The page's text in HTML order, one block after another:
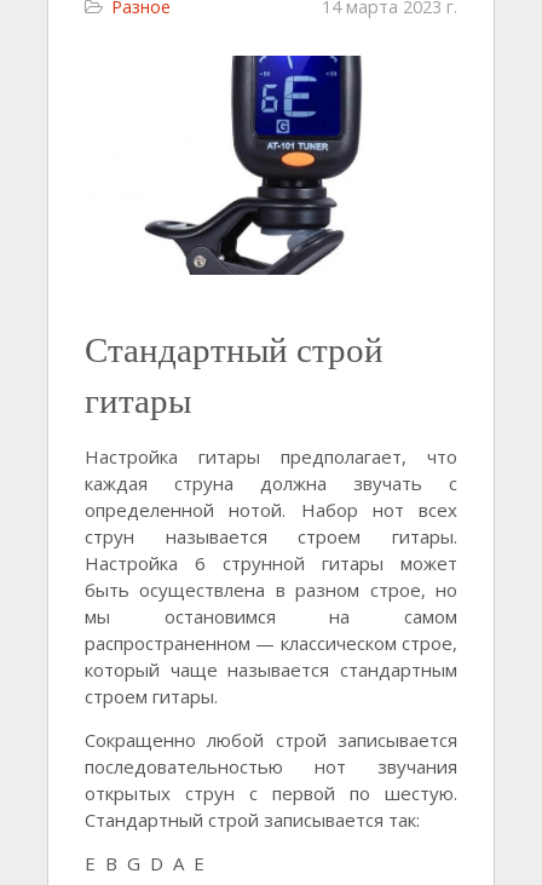
Разное 14 марта 2023 г.
Стандартный строй
гитары
Настройка гитары предполагает, что
каждая струна должна звучать с
определенной нотой. Набор нот всех
струн называется строем гитары.
Настройка 6 струнной гитары может
быть осуществлена в разном строе, но
мы остановимся на самом
распространенном — классическом строе,
который чаще называется стандартным
строем гитары.
Сокращенно любой строй записывается
последовательностью нот звучания
открытых струн с первой по шестую.
Стандартный строй записывается так:
E B G D A E